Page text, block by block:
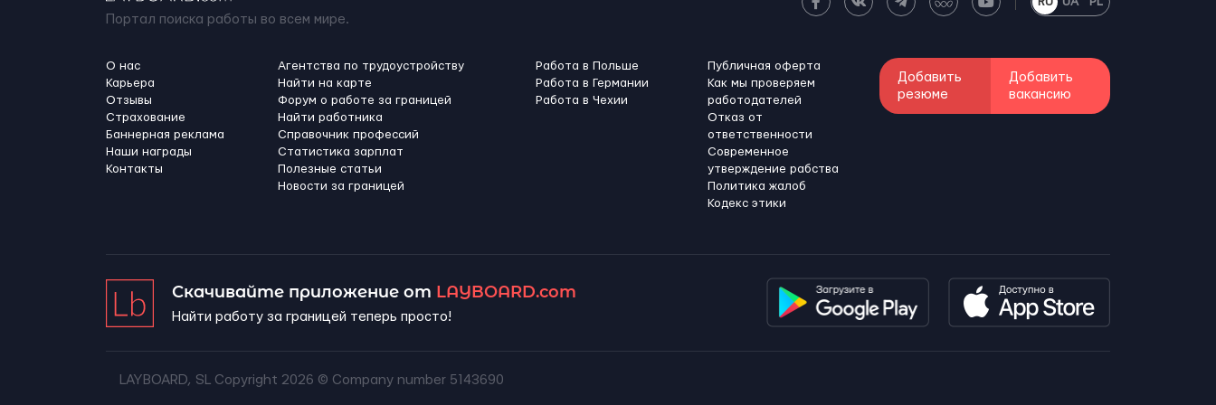
Портал поиска работы во всем мире.
О нас
Карьера
Отзывы
Страхование
Баннерная реклама
Наши награды
Контакты
Агентства по трудоустройству
Найти на карте
Форум о работе за границей
Найти работника
Справочник профессий
Статистика зарплат
Полезные статьи
Новости за границей
Работа в Польше
Работа в Германии
Работа в Чехии
Публичная оферта
Как мы проверяем
работодателей
Отказ от
ответственности
Современное
утверждение рабства
Политика жалоб
Кодекс этики
Добавить
резюме
Добавить
вакансию
Скачивайте приложение от LAYBOARD.com
Найти работу за границей теперь просто!
LAYBOARD, SL Copyright 2026 © Company number 5143690